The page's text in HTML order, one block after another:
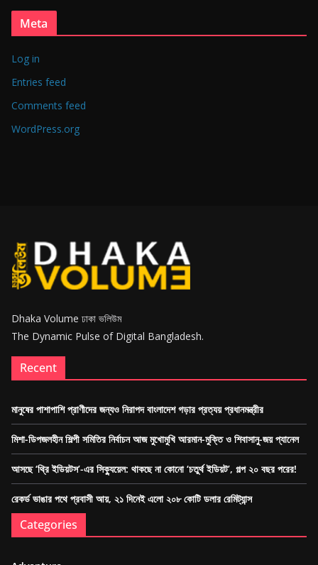
Meta
Log in
Entries feed
Comments feed
WordPress.org
Dhaka Volume ঢাকা ভলিউম
The Dynamic Pulse of Digital Bangladesh.
Recent
মানুষের পাশাপাশি প্রাণীদের জন্যও নিরাপদ বাংলাদেশ গড়ার প্রত্যয় প্রধানমন্ত্রীর
মিশা-ডিপজলহীন শিল্পী সমিতির নির্বাচন আজ মুখোমুখি আরমান-মুক্তি ও শিবাসানু-জয় প্যানেল
আসছে ‘থ্রি ইডিয়টস’-এর সিক্যুয়েল: থাকছে না কোনো ‘চতুর্থ ইডিয়ট’, গল্প ২০ বছর পরের!
রেকর্ড ভাঙার পথে প্রবাসী আয়, ২১ দিনেই এলো ২০৮ কোটি ডলার রেমিট্যান্স
Categories